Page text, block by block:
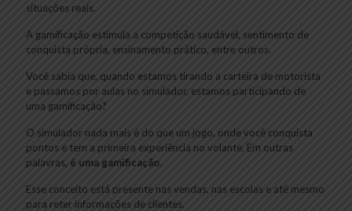
situações reais.
A gamificação estimula a competição saudável, sentimento de
conquista própria, ensinamento prático, entre outros.
Você sabia que, quando estamos tirando a carteira de motorista
e passamos por aulas no simulador, estamos participando de
uma gamificação?
O simulador nada mais é do que um jogo, onde você conquista
pontos e tem a primeira experiência no volante. Em outras
palavras, é uma gamificação.
Esse conceito está presente nas vendas, nas escolas e até mesmo
para reter informações de clientes.